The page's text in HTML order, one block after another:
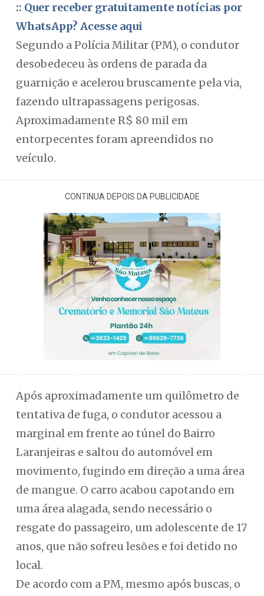
:: Quer receber gratuitamente notícias por
WhatsApp? Acesse aqui
Segundo a Polícia Militar (PM), o condutor
desobedeceu às ordens de parada da
guarnição e acelerou bruscamente pela via,
fazendo ultrapassagens perigosas.
Aproximadamente R$ 80 mil em
entorpecentes foram apreendidos no
veículo.
CONTINUA DEPOIS DA PUBLICIDADE
Após aproximadamente um quilômetro de
tentativa de fuga, o condutor acessou a
marginal em frente ao túnel do Bairro
Laranjeiras e saltou do automóvel em
movimento, fugindo em direção a uma área
de mangue. O carro acabou capotando em
uma área alagada, sendo necessário o
resgate do passageiro, um adolescente de 17
anos, que não sofreu lesões e foi detido no
local.
De acordo com a PM, mesmo após buscas, o